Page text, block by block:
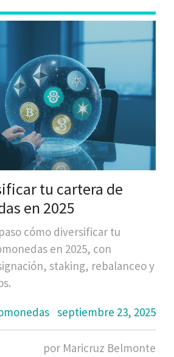
tu cartera de
en 2025
cómo diversificar tu
en 2025, con
staking, rebalanceo y
septiembre 23, 2025
por Maricruz Belmonte